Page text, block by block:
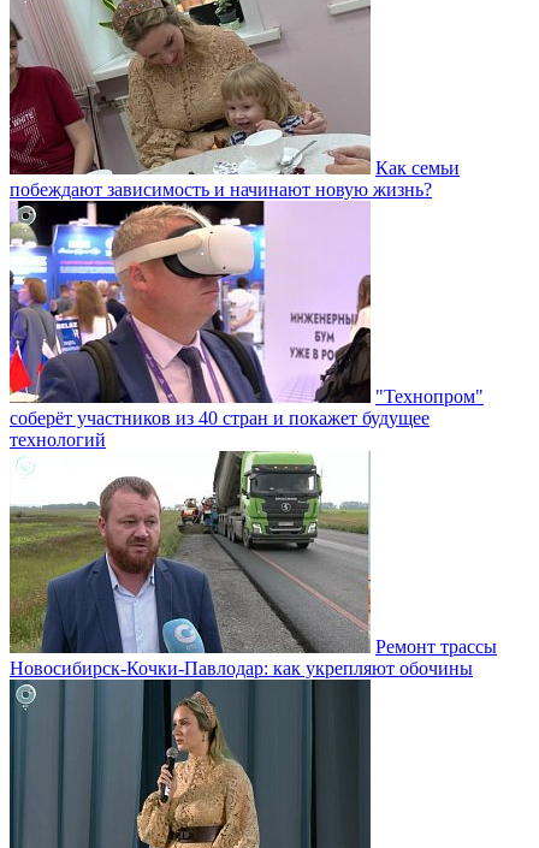
Как семьи
побеждают зависимость и начинают новую жизнь?
"Технопром"
соберёт участников из 40 стран и покажет будущее
технологий
Ремонт трассы
Новосибирск-Кочки-Павлодар: как укрепляют обочины